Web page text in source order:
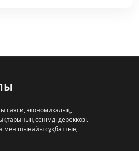
саяси, экономикалық,
сенімді дереккөзі.
мен шынайы сұқбаттың